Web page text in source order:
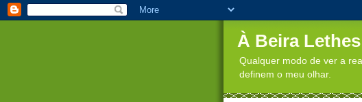
À Beira Lethes
Qualquer modo de ver a
definem o meu olhar.